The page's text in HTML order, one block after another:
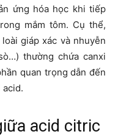
ứng hóa học khi tiếp
mắm tôm. Cụ thể,
giáp xác và nhuyễn
thường chứa canxi
quan trọng dẫn đến
acid.
acid citric